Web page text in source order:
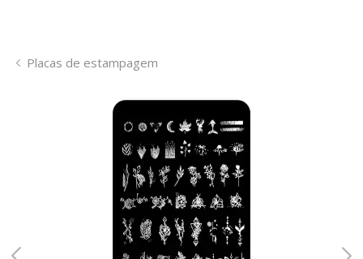
Placas de estampagem